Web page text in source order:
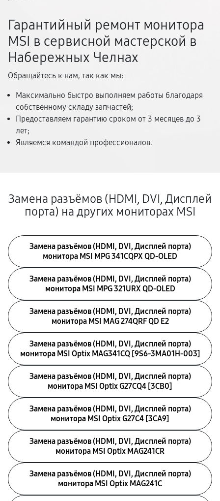
Гарантийный ремонт монитора
MSI в сервисной мастерской в
Набережных Челнах
Обращайтесь к нам, так как мы:
Максимально быстро выполняем работы благодаря
собственному складу запчастей;
Предоставляем гарантию сроком от 3 месяцев до 3
лет;
Являемся командой профессионалов.
Замена разъёмов (HDMI, DVI, Дисплей
порта) на других мониторах MSI
Замена разъёмов (HDMI, DVI, Дисплей порта)
монитора MSI MPG 341CQPX QD-OLED
Замена разъёмов (HDMI, DVI, Дисплей порта)
монитора MSI MPG 321URX QD-OLED
Замена разъёмов (HDMI, DVI, Дисплей порта)
монитора MSI MAG 274QRF QD E2
Замена разъёмов (HDMI, DVI, Дисплей порта)
монитора MSI Optix MAG341CQ [9S6-3MA01H-003]
Замена разъёмов (HDMI, DVI, Дисплей порта)
монитора MSI Optix G27CQ4 [3CB0]
Замена разъёмов (HDMI, DVI, Дисплей порта)
монитора MSI Optix G27C4 [3CA9]
Замена разъёмов (HDMI, DVI, Дисплей порта)
монитора MSI Optix MAG241CR
Замена разъёмов (HDMI, DVI, Дисплей порта)
монитора MSI Optix MAG241C